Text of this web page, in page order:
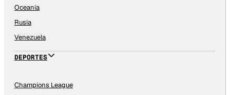
Oceanía
Rusia
Venezuela
DEPORTES
Champions League